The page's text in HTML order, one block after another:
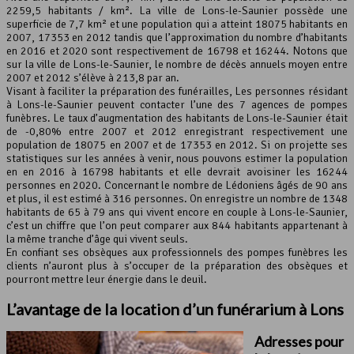
Leaflet, ©OpenStreetMapcontributeurs
2259,5 habitants / km². La ville de Lons-le-Saunier possède une
superficie de 7,7 km² et une population qui a atteint 18075 habitants en
2007, 17353 en 2012 tandis que l’approximation du nombre d’habitants
en 2016 et 2020 sont respectivement de 16798 et 16244. Notons que
sur la ville de Lons-le-Saunier, le nombre de décès annuels moyen entre
2007 et 2012 s’élève à 213,8 par an.
Visant à faciliter la préparation des funérailles, Les personnes résidant
à Lons-le-Saunier peuvent contacter l’une des 7 agences de pompes
funèbres. Le taux d’augmentation des habitants de Lons-le-Saunier était
de -0,80% entre 2007 et 2012 enregistrant respectivement une
population de 18075 en 2007 et de 17353 en 2012. Si on projette ses
statistiques sur les années à venir, nous pouvons estimer la population
en en 2016 à 16798 habitants et elle devrait avoisiner les 16244
personnes en 2020. Concernant le nombre de Lédoniens âgés de 90 ans
et plus, il est estimé à 316 personnes. On enregistre un nombre de 1348
habitants de 65 à 79 ans qui vivent encore en couple à Lons-le-Saunier,
c’est un chiffre que l’on peut comparer aux 844 habitants appartenant à
la même tranche d’âge qui vivent seuls.
En confiant ses obsèques aux professionnels des pompes funèbres les
clients n’auront plus à s’occuper de la préparation des obsèques et
pourront mettre leur énergie dans le deuil.
L’avantage de la location d’un funérarium à Lons
Adresses pour